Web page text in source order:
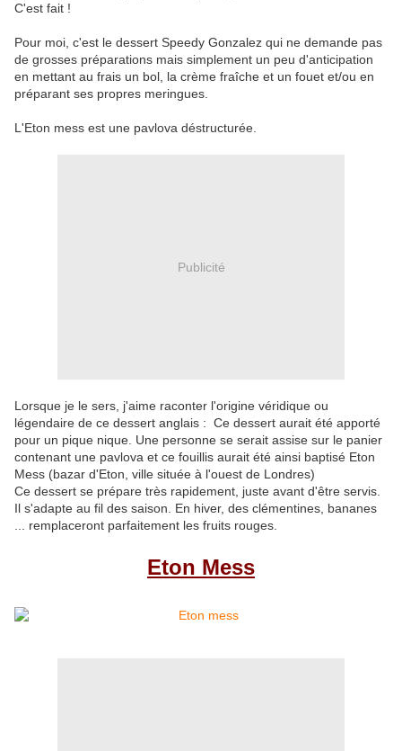
C'est fait !
Pour moi, c'est le dessert Speedy Gonzalez qui ne demande pas
de grosses préparations mais simplement un peu d'anticipation
en mettant au frais un bol, la crème fraîche et un fouet et/ou en
préparant ses propres meringues.
L'Eton mess est une pavlova déstructurée.
Publicité
Lorsque je le sers, j'aime raconter l'origine véridique ou
légendaire de ce dessert anglais : Ce dessert aurait été apporté
pour un pique nique. Une personne se serait assise sur le panier
contenant une pavlova et ce fouillis aurait été ainsi baptisé Eton
Mess (bazar d'Eton, ville située à l'ouest de Londres)
Ce dessert se prépare très rapidement, juste avant d'être servis.
Il s'adapte au fil des saison. En hiver, des clémentines, bananes
... remplaceront parfaitement les fruits rouges.
Eton Mess